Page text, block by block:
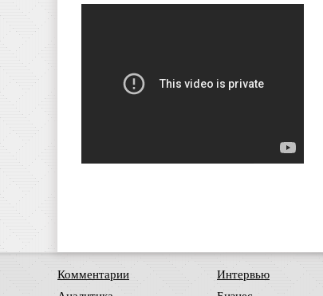
Комментарии
Интервью